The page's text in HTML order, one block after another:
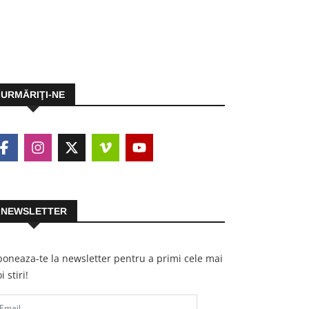
URMĂRIŢI-NE
NEWSLETTER
te la newsletter pentru a primi cele mai
stiri!